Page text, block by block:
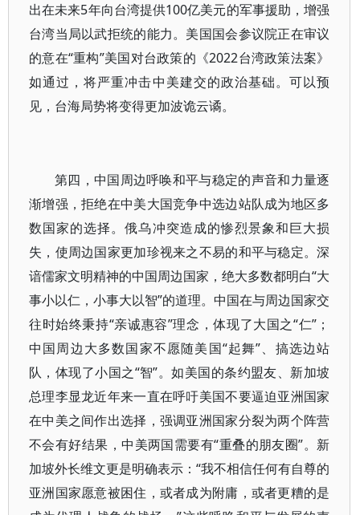
出在未来5年向台湾提供100亿美元的军事援助，增强
台湾当局以武拒统的能力。美国国会参议院正在审议
的意在“重构”美国对台政策的《2022台湾政策法案》
如通过，将严重冲击中美建交的政治基础。可以预
见，台海局势将变得更加波诡云谲。
第四，中国周边呼唤和平与稳定的声音和力量逐
渐增强，拒绝在中美大国竞争中选边站队成为地区多
数国家的选择。俄乌冲突造成的惨烈景象和巨大损
失，使周边国家更加珍视来之不易的和平与稳定。深
谙儒家文明精神的中国周边国家，绝大多数都明白“大
事小以仁，小事大以智”的道理。中国在与周边国家交
往时始终秉持“亲诚惠容”理念，体现了大国之“仁”；
中国周边大多数国家不愿随美国“起舞”、搞选边站
队，体现了小国之“智”。如美国的条约盟友、新加坡
总理李显龙近年来一直在呼吁美国不要逼迫亚洲国家
在中美之间作出选择，强调亚洲国家分裂为两个阵营
不会有好结果，中美两国需要有“重叠的朋友圈”。新
加坡外长维文更是明确表示：“我不相信任何有自尊的
亚洲国家愿意被困住，或者成为附庸，或者更糟的是